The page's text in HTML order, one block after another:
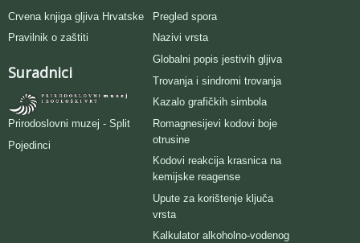
Crvena knjiga gljiva Hrvatske
Pravilnik o zaštiti
Suradnici
Prirodoslovni muzej - Split
Pojedinci
Pregled spora
Nazivi vrsta
Globalni popis jestivih gljiva
Trovanja i sindromi trovanja
Kazalo grafičkih simbola
Romagnesijevi kodovi boje
otrusine
Kodovi reakcija krasnica na
kemijske reagense
Upute za korištenje ključa
vrsta
Kalkulator alkoholno-vodenog